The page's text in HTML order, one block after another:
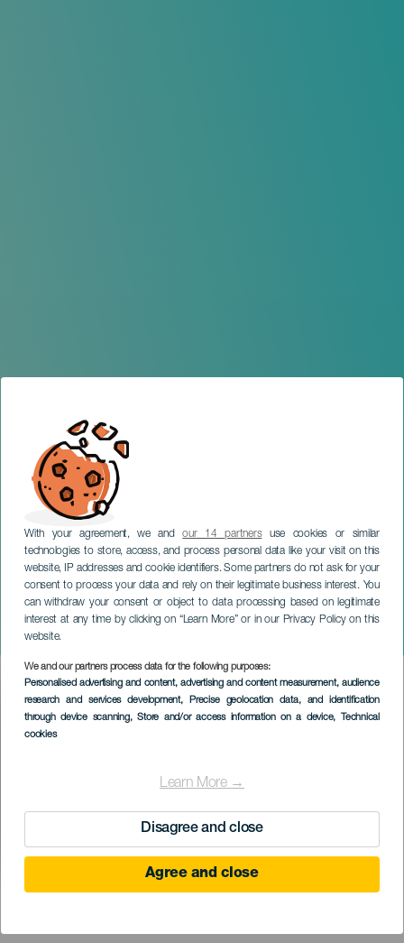
With your agreement, we andour 14 partnersuse cookies or similar
technologies to store, access, and process personal data like your visit on this
website, IP addresses and cookie identifiers. Some partners do not ask for your
consent to process your data and rely on their legitimate business interest. You
can withdraw your consent or object to data processing based on legitimate
interest at any time by clicking on “Learn More” or in our Privacy Policy on this
website.
We and our partners process data for the following purposes:
Personalised advertising and content, advertising and content measurement, audience
research and services development, Precise geolocation data, and identification
through device scanning, Store and/or access information on a device, Technical
cookies
Learn More →
Disagree and close
Agree and close
Fidel Galbán: Történetek a
dalban
TENERIFE
Imagen
Listado